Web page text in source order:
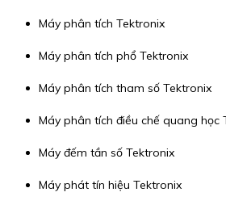
Máy phân tích Tektronix
Máy phân tích phổ Tektronix
Máy phân tích tham số Tektronix
Máy phân tích điều chế quang học
Máy đếm tần số Tektronix
Máy phát tín hiệu Tektronix